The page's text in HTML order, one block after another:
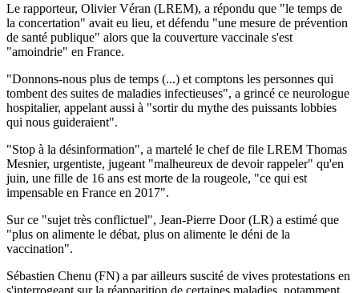
Le rapporteur, Olivier Véran (LREM), a répondu que "le temps de
la concertation" avait eu lieu, et défendu "une mesure de prévention
de santé publique" alors que la couverture vaccinale s'est
"amoindrie" en France.
"Donnons-nous plus de temps (...) et comptons les personnes qui
tombent des suites de maladies infectieuses", a grincé ce neurologue
hospitalier, appelant aussi à "sortir du mythe des puissants lobbies
qui nous guideraient".
"Stop à la désinformation", a martelé le chef de file LREM Thomas
Mesnier, urgentiste, jugeant "malheureux de devoir rappeler" qu'en
juin, une fille de 16 ans est morte de la rougeole, "ce qui est
impensable en France en 2017".
Sur ce "sujet très conflictuel", Jean-Pierre Door (LR) a estimé que
"plus on alimente le débat, plus on alimente le déni de la
vaccination".
Sébastien Chenu (FN) a par ailleurs suscité de vives protestations en
s'interrogeant sur la réapparition de certaines maladies, notamment